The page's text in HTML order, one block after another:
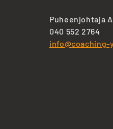
Puheenjohtaja
040 552 2764